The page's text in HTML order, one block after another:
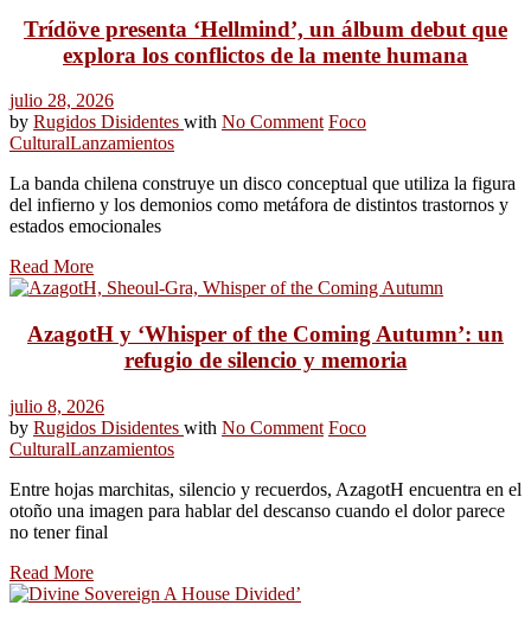
Trídöve presenta ‘Hellmind’, un álbum debut que
explora los conflictos de la mente humana
julio 28, 2026
by Rugidos Disidentes with No Comment Foco
CulturalLanzamientos
La banda chilena construye un disco conceptual que utiliza la figura
del infierno y los demonios como metáfora de distintos trastornos y
estados emocionales
Read More
AzagotH y ‘Whisper of the Coming Autumn’: un
refugio de silencio y memoria
julio 8, 2026
by Rugidos Disidentes with No Comment Foco
CulturalLanzamientos
Entre hojas marchitas, silencio y recuerdos, AzagotH encuentra en el
otoño una imagen para hablar del descanso cuando el dolor parece
no tener final
Read More